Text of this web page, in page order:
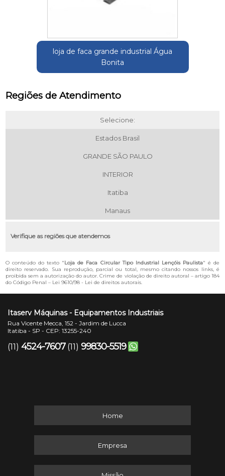
loja de faca grande industrial Água
Bonita
Regiões de Atendimento
Selecione:
Estados Brasil
GRANDE SÃO PAULO
INTERIOR
Itatiba
Manaus
Verifique as regiões que atendemos
O conteúdo do texto "Loja de Faca Circular Tipo Industrial Lençóis Paulista" é de
direito reservado. Sua reprodução, parcial ou total, mesmo citando nossos links, é
proibida sem a autorização do autor. Crime de violação de direito autoral – artigo 184
do Código Penal – Lei 9610/98 - Lei de direitos autorais.
Itaserv Máquinas - Equipamentos Industriais
Rua Vicente Mecca, 152 - Jardim de Lucca
Itatiba - SP - CEP: 13255-240
(11) 4524-7607 (11) 99830-5519
Home
Empresa